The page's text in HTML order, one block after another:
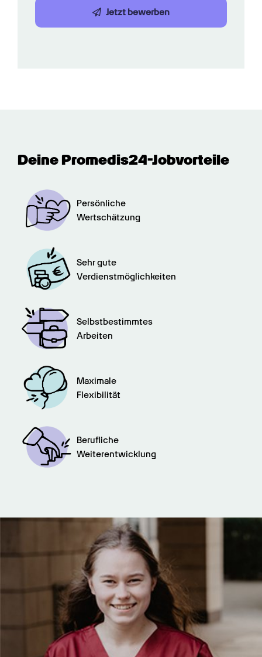
Jetzt bewerben
Deine Promedis24-Jobvorteile
Persönliche
Wertschätzung
Sehr gute
Verdienstmöglichkeiten
Selbstbestimmtes
Arbeiten
Maximale
Flexibilität
Berufliche
Weiterentwicklung